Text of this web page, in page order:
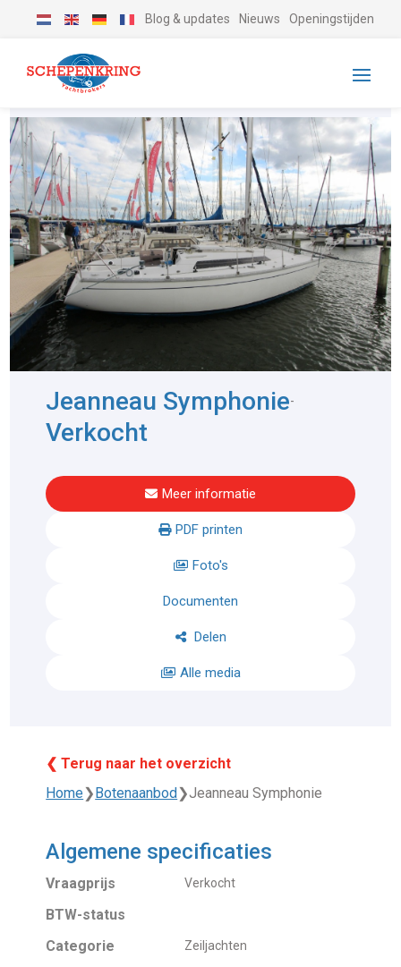
Blog & updates Nieuws Openingstijden
Jeanneau Symphonie-
Verkocht
Meer informatie
PDF printen
Foto's
Documenten
Delen
Alle media
❮ Terug naar het overzicht
Home❯Botenaanbod❯Jeanneau Symphonie
Algemene specificaties
Vraagprijs Verkocht
BTW-status
Categorie
Zeiljachten